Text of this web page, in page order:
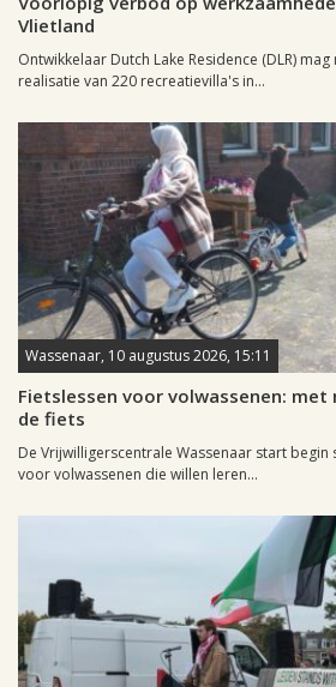
Vlietland
Ontwikkelaar Dutch Lake Residence (DLR)
realisatie van 220 recreatievilla's in...
Wassenaar, 10 augustus 2026, 15:11
Fietslessen voor volwassenen:
de fiets
De Vrijwilligerscentrale Wassenaar start
voor volwassenen die willen leren...